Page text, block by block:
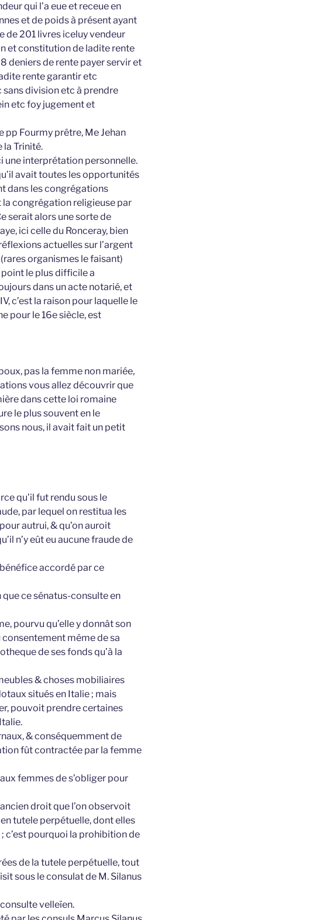
qui l’a eue et receue en
et de poids à présent ayant
de 201 livres iceluy vendeur
et constitution de ladite rente
deniers de rente payer servir et
rente garantir etc
division etc à prendre
etc foy jugement et
pp Fourmy prêtre, Me Jehan
la Trinité.
une interprétation personnelle.
avait toutes les opportunités
dans les congrégations
la congrégation religieuse par
serait alors une sorte de
ici celle du Ronceray, bien
actuelles sur l’argent
organismes le faisant)
le plus difficile a
dans un acte notarié, et
c’est la raison pour laquelle le
pour le 16e siècle, est
pas la femme non mariée,
vous allez découvrir que
dans cette loi romaine
le plus souvent en le
nous, il avait fait un petit
qu’il fut rendu sous le
par lequel on restitua les
autrui, & qu’on auroit
n’y eût eu aucune fraude de
accordé par ce
ce sénatus-consulte en
pourvu qu’elle y donnât son
même de sa
de ses fonds qu’à la
& choses mobiliaires
situés en Italie ; mais
pouvoit prendre certaines
& conséquemment de
fût contractée par la femme
femmes de s’obliger pour
droit que l’on observoit
tutele perpétuelle, dont elles
c’est pourquoi la prohibition de
de la tutele perpétuelle, tout
sous le consulat de M. Silanus
velleïen.